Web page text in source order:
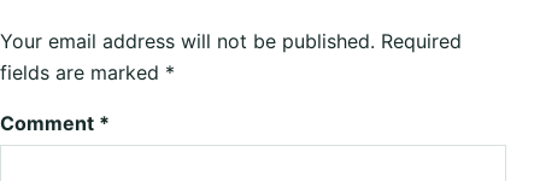
Your email address will not be published. Required
fields are marked *
Comment *